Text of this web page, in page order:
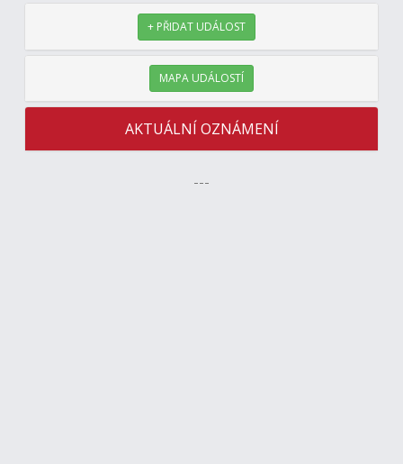
+ PŘIDAT UDÁLOST
MAPA UDÁLOSTÍ
AKTUÁLNÍ OZNÁMENÍ
---